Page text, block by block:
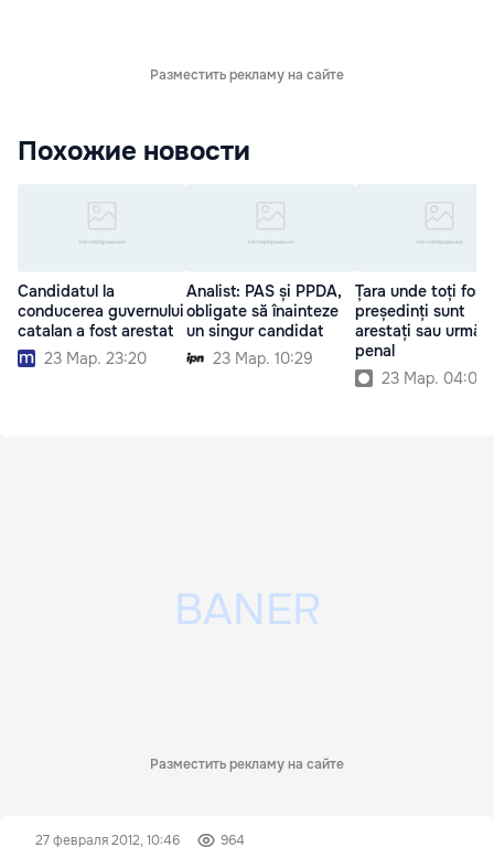
Разместить рекламу на сайте
Похожие новости
Candidatul la
conducerea guvernului
catalan a fost arestat
23 Мар. 23:20
Analist: PAS și PPDA,
obligate să înainteze
un singur candidat
23 Мар. 10:29
Țara unde toți
președinți sunt
arestați sau
penal
23 Мар. 04:00
Разместить рекламу на сайте
27 февраля 2012, 10:46 964